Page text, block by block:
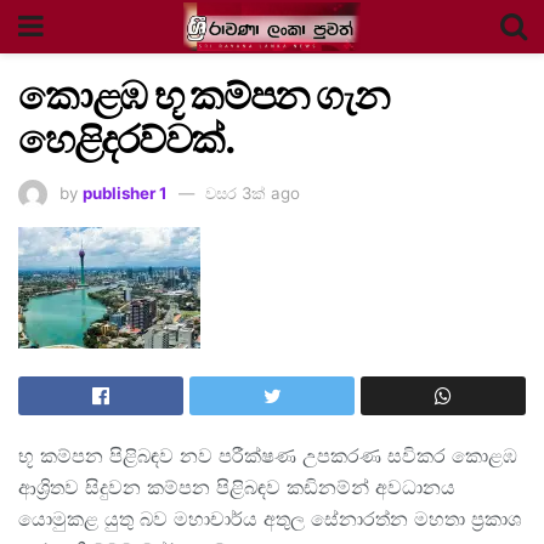
කොළඹ භූ කම්පන ගැන
හෙළිදරව්වක්.
by publisher 1 වසර 3ක් ago
භූ කම්පන පිළිබඳව නව පරීක්ෂණ උපකරණ සවිකර කොළඹ
ආශ්‍රිතව සිදුවන කම්පන පිළිබඳව කඩිනම්න් අවධානය
යොමුකළ යුතු බව මහාචාර්ය අතුල සේනාරත්න මහතා ප්‍රකාශ